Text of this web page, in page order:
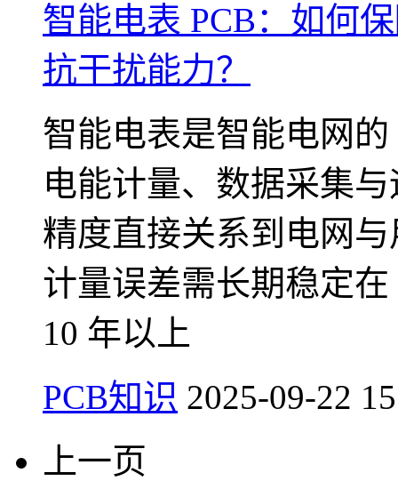
智能电表 PCB：如何
抗干扰能力？
智能电表是智能电网
电能计量、数据采集
精度直接关系到电网
计量误差需长期稳定
10 年以上
PCB知识 2025-09-22
上一页